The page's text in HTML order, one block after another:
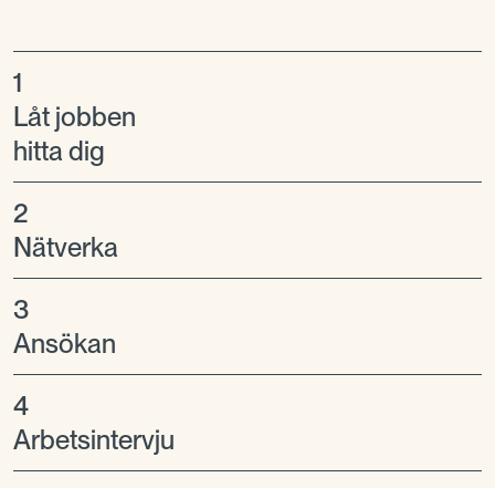
1
Låt jobben
hitta dig
2
Nätverka
3
Ansökan
4
Arbetsintervju